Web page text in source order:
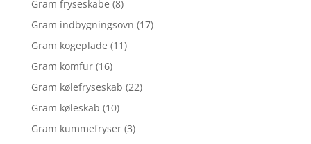
Gram fryseskabe (8)
Gram indbygningsovn (17)
Gram kogeplade (11)
Gram komfur (16)
Gram kølefryseskab (22)
Gram køleskab (10)
Gram kummefryser (3)